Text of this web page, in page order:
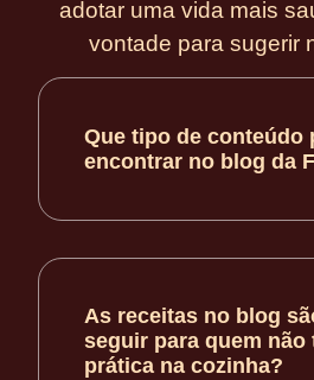
adotar uma vida mais
vontade para sugerir
Que tipo de conteúdo
encontrar no blog da
As receitas no blog
seguir para quem não
prática na cozinha?